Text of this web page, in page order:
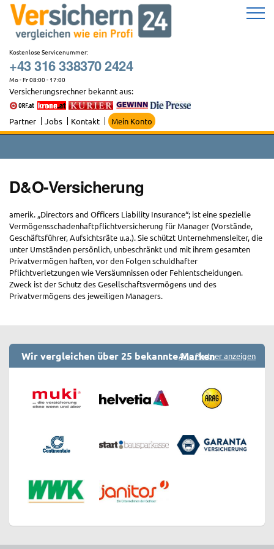
Zum
Inhalt
springen
Kostenlose Servicenummer:
+43 316 338370 2424
Mo - Fr 08:00 - 17:00
Versicherungsrechner bekannt aus:
Partner Jobs Kontakt Mein Konto
D&O-Versicherung
amerik. „Directors and Officers Liability Insurance“; ist eine spezielle
Vermögensschadenhaftpflichtversicherung für Manager (Vorstände,
Geschäftsführer, Aufsichtsräte u.a.). Sie schützt Unternehmensleiter, die
unter Umständen persönlich, unbeschränkt und mit ihrem gesamten
Privatvermögen haften, vor den Folgen schuldhafter
Pflichtverletzungen wie Versäumnissen oder Fehlentscheidungen.
Zweck ist der Schutz des Gesellschaftsvermögens und des
Privatvermögens des jeweiligen Managers.
Wir vergleichen über 25 bekannte MarkenAlle Partner anzeigen